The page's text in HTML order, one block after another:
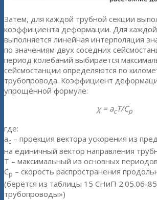
Затем, для каждой трубной секции
коэффициента деформации. Для
выполняется линейная интерполяция
по значениям двух соседних
период колебаний выбирается
сейсмостанции определяются по
трубопровода. Коэффициент
упрощённой формуле:
χ = acT/Cp
где:
ac – проекция вектора ускорения из
на единичный вектор направления
T – максимальный из основных
Cp – скорость распространения
(берётся из таблицы 15 СНиП 2.05.06-
трубопроводы»)